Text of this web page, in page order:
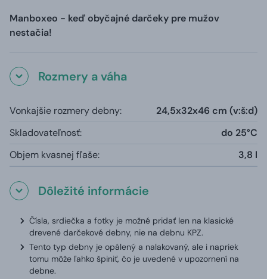
Manboxeo - keď obyčajné darčeky pre mužov
nestačia!
Rozmery a váha
Vonkajšie rozmery debny:
24,5x32x46 cm (v:š:d)
Skladovateľnosť:
do 25°C
Objem kvasnej fľaše:
3,8 l
Dôležité informácie
Čísla, srdiečka a fotky je možné pridať len na klasické
drevené darčekové debny, nie na debnu KPZ.
Tento typ debny je opálený a nalakovaný, ale i napriek
tomu môže ľahko špiniť, čo je uvedené v upozornení na
debne.